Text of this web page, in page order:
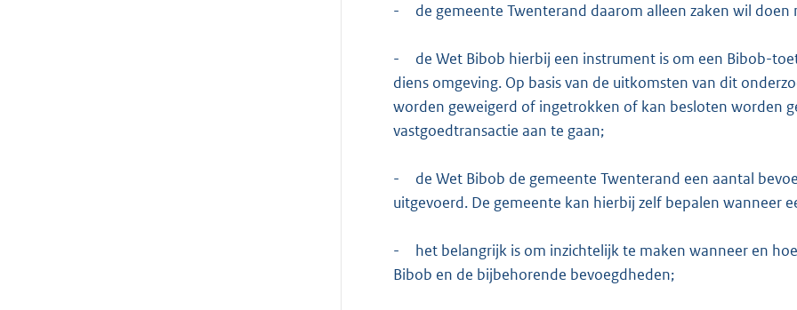
- de gemeente Twenterand daarom alleen zaken wil
-
de Wet Bibob hierbij een instrument is om een Bibob-
diens omgeving. Op basis van de uitkomsten van dit
worden geweigerd of ingetrokken of kan besloten worden
vastgoedtransactie aan te gaan;
-
de Wet Bibob de gemeente Twenterand een aantal
uitgevoerd. De gemeente kan hierbij zelf bepalen wanneer
-
het belangrijk is om inzichtelijk te maken wanneer en
Bibob en de bijbehorende bevoegdheden;